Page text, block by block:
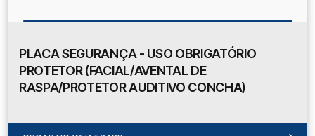
PLACA SEGURANÇA - USO OBRIGATÓRIO
PROTETOR (FACIAL/AVENTAL DE
RASPA/PROTETOR AUDITIVO CONCHA)